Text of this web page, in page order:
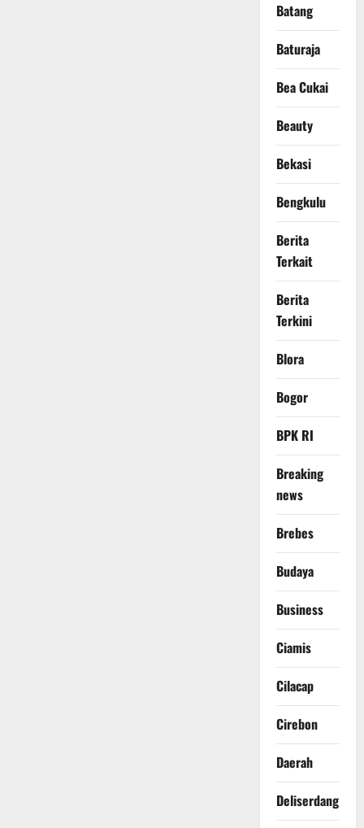
Batang
Baturaja
Bea Cukai
Beauty
Bekasi
Bengkulu
Berita
Terkait
Berita
Terkini
Blora
Bogor
BPK RI
Breaking
news
Brebes
Budaya
Business
Ciamis
Cilacap
Cirebon
Daerah
Deliserdang